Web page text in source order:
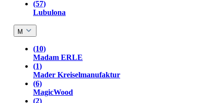
(57)
Lubulona
M
(10)
Madam ERLE
(1)
Mader Kreiselmanufaktur
(6)
MagicWood
(2)